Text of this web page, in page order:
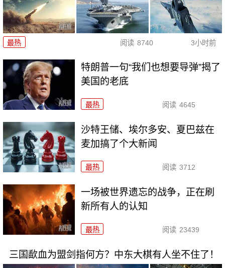
最热 阅读 8740 3小时前
特朗普一句“我们也想要导弹”揭了
美国的老底
最热 阅读 4645
沙特王储、埃尔多安、夏巴兹在
麦加搞了个大新闻
最热 阅读 3712
一场被世界遗忘的战争，正在刷
新所有人的认知
最热 阅读 23439
三国歃血为盟剑指何方？中东大棋有人坐不住了！